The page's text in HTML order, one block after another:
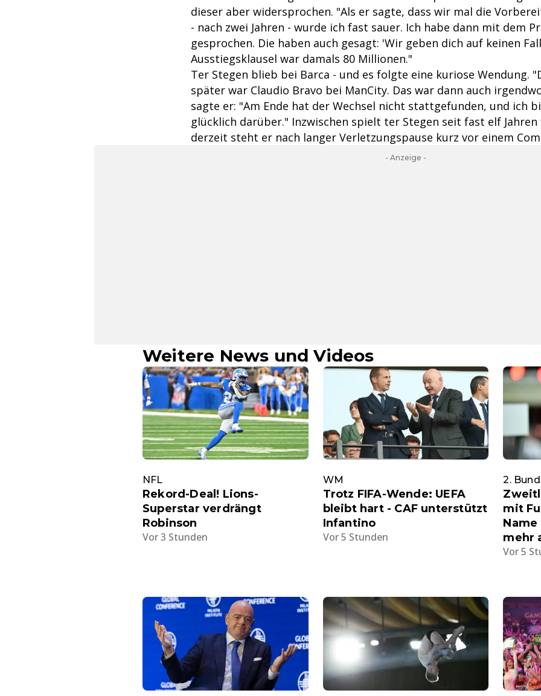
dieser aber widersprochen. "Als er sagte, dass wir mal die
- nach zwei Jahren - wurde ich fast sauer. Ich habe dann mit dem
gesprochen. Die haben auch gesagt: 'Wir geben dich auf keinen
Ausstiegsklausel war damals 80 Millionen."
Ter Stegen blieb bei Barca - und es folgte eine kuriose Wendung.
später war Claudio Bravo bei ManCity. Das war dann auch
sagte er: "Am Ende hat der Wechsel nicht stattgefunden, und ich
glücklich darüber." Inzwischen spielt ter Stegen seit fast elf
derzeit steht er nach langer Verletzungspause kurz vor einem
- Anzeige -
Weitere News und Videos
NFL
Rekord-Deal! Lions-
Superstar verdrängt
Robinson
Vor 3 Stunden
WM
Trotz FIFA-Wende: UEFA
bleibt hart - CAF unterstützt
Infantino
Vor 5 Stunden
2.
mit
mehr
Vor 5